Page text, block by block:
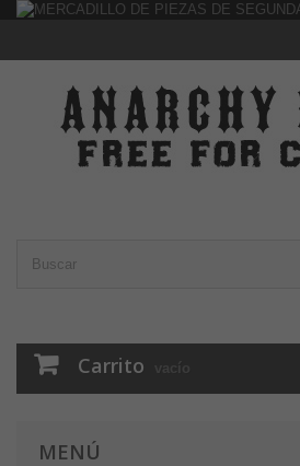
Carrito vacío
MENÚ